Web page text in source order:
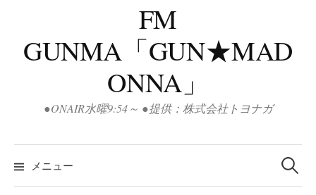
FM
GUNMA「GUN★MAD
ONNA」
●ONAIR水曜9:54～ ●提供：株式会社トヨナガ
メニュー
検
索: